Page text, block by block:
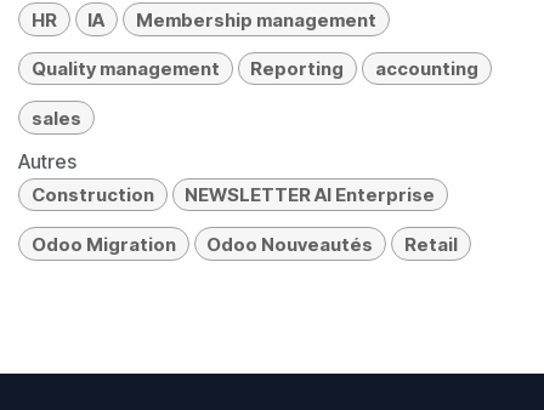
HR IA Membership management
Quality management Reporting accounting
sales
Autres
Construction NEWSLETTER AI Enterprise
Odoo Migration Odoo Nouveautés Retail